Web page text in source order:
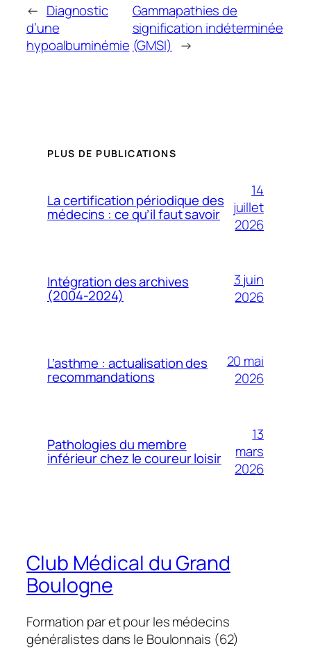
← Diagnostic
d’une
hypoalbuminémie
Gammapathies de
signification indéterminée
(GMSI) →
PLUS DE PUBLICATIONS
La certification périodique des
médecins : ce qu’il faut savoir
14
juillet
2026
Intégration des archives
(2004-2024)
3 juin
2026
L’asthme : actualisation des
recommandations
20 mai
2026
Pathologies du membre
inférieur chez le coureur loisir
13
mars
2026
Club Médical du Grand
Boulogne
Formation par et pour les médecins
généralistes dans le Boulonnais (62)